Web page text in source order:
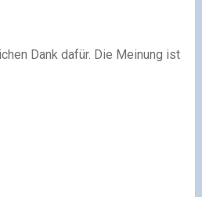
Dank dafür. Die Meinung ist